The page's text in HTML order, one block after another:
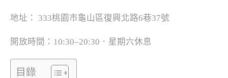
地址： 333桃園市龜山區復興北路6巷37號
開放時間：10:30–20:30．星期六休息
目錄